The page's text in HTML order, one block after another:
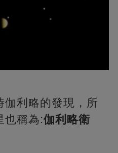
伽利略的發現，所
也稱為:伽利略衛